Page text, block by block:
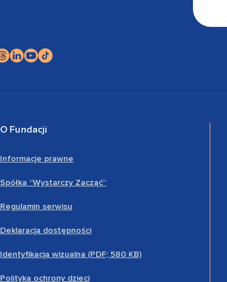
O Fundacji
Informacje prawne
Spółka “Wystarczy Zacząć”
Regulamin serwisu
Deklaracja dostępności
Identyfikacja wizualna (PDF; 580 KB)
Polityka ochrony dzieci